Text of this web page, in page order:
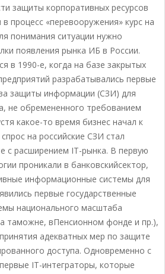
защиты корпоративных ресурсов
процесс «перевооружения» курс на
понимания ситуации нужно
появления рынка ИБ в России.
в 1990-е, когда на базе закрытых
разрабатывались первые
защиты информации (СЗИ) для
не обремененного требованием
какое-то время бизнес начал к
на российские СЗИ стал
с расширением IT-рынка. В первую
проникали в банковскийсектор,
информационные системы для
первые государственные
национального масштаба
таможне, вПенсионном фонде и пр.),
адекватных мер по защите
доступа. Одновременно с
IT-интеграторы, которые